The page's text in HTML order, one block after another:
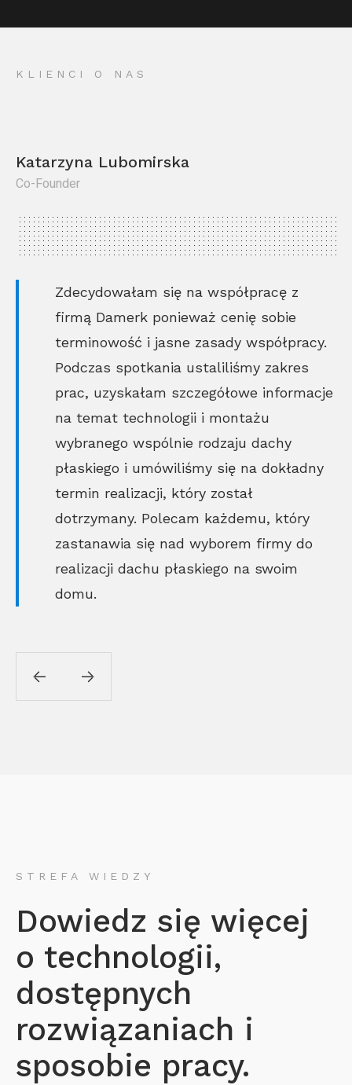
KLIENCI O NAS
Katarzyna Lubomirska
Co-Founder
Zdecydowałam się na współpracę z
firmą Damerk ponieważ cenię sobie
terminowość i jasne zasady współpracy.
Podczas spotkania ustaliliśmy zakres
prac, uzyskałam szczegółowe informacje
na temat technologii i montażu
wybranego wspólnie rodzaju dachy
płaskiego i umówiliśmy się na dokładny
termin realizacji, który został
dotrzymany. Polecam każdemu, który
zastanawia się nad wyborem firmy do
realizacji dachu płaskiego na swoim
domu.
STREFA WIEDZY
Dowiedz się więcej
o technologii,
dostępnych
rozwiązaniach i
sposobie pracy.